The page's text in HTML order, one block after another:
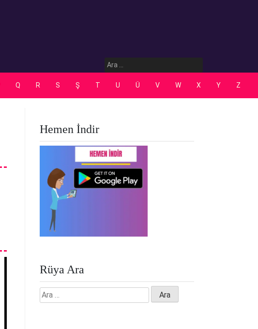
Arama:
Q R S Ş T U Ü V W X Y Z
Hemen İndir
Rüya Ara
Arama: